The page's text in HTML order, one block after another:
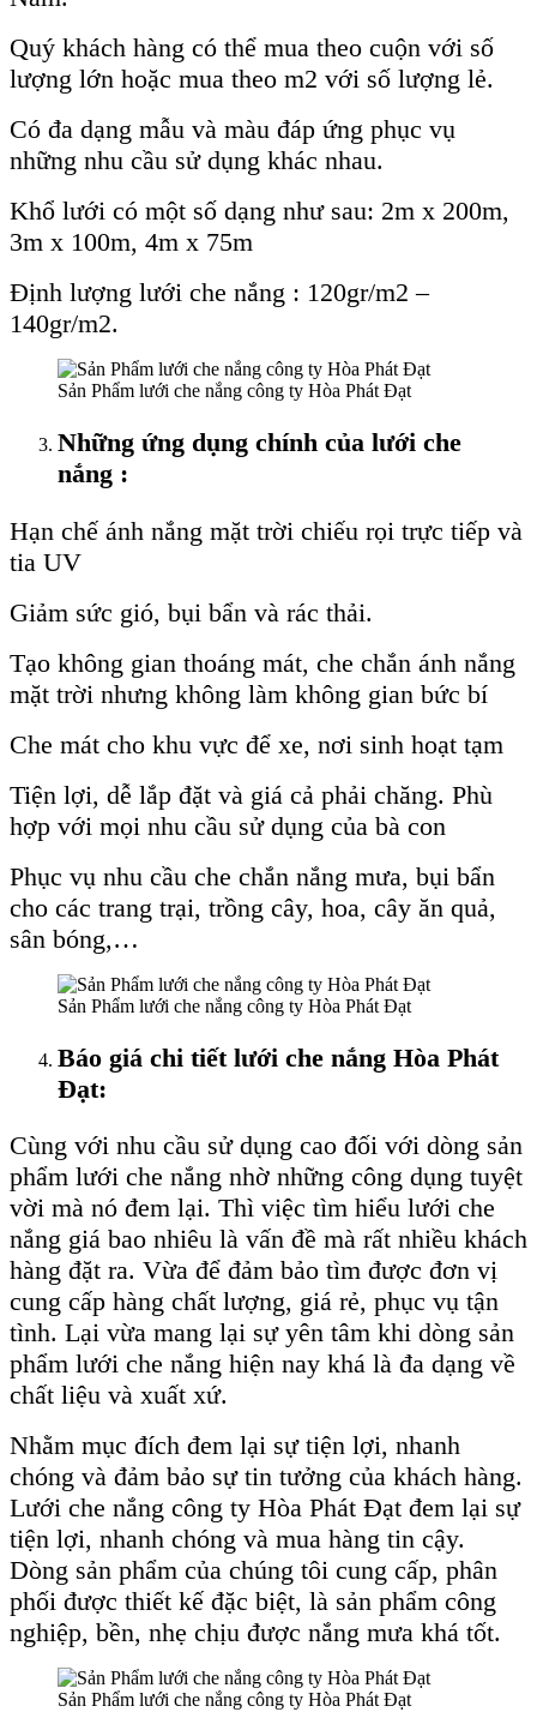
Quý khách hàng có thể mua theo cuộn với số
lượng lớn hoặc mua theo m2 với số lượng lẻ.
Có đa dạng mẫu và màu đáp ứng phục vụ
những nhu cầu sử dụng khác nhau.
Khổ lưới có một số dạng như sau: 2m x 200m,
3m x 100m, 4m x 75m
Định lượng lưới che nắng : 120gr/m2 –
140gr/m2.
Sản Phẩm lưới che nắng công ty Hòa Phát Đạt
Những ứng dụng chính của lưới che
nắng :
Hạn chế ánh nắng mặt trời chiếu rọi trực tiếp và
tia UV
Giảm sức gió, bụi bẩn và rác thải.
Tạo không gian thoáng mát, che chắn ánh nắng
mặt trời nhưng không làm không gian bức bí
Che mát cho khu vực để xe, nơi sinh hoạt tạm
Tiện lợi, dễ lắp đặt và giá cả phải chăng. Phù
hợp với mọi nhu cầu sử dụng của bà con
Phục vụ nhu cầu che chắn nắng mưa, bụi bẩn
cho các trang trại, trồng cây, hoa, cây ăn quả,
sân bóng,…
Sản Phẩm lưới che nắng công ty Hòa Phát Đạt
Báo giá chi tiết lưới che nắng Hòa Phát
Đạt:
Cùng với nhu cầu sử dụng cao đối với dòng sản
phẩm lưới che nắng nhờ những công dụng tuyệt
vời mà nó đem lại. Thì việc tìm hiểu lưới che
nắng giá bao nhiêu là vấn đề mà rất nhiều khách
hàng đặt ra. Vừa để đảm bảo tìm được đơn vị
cung cấp hàng chất lượng, giá rẻ, phục vụ tận
tình. Lại vừa mang lại sự yên tâm khi dòng sản
phẩm lưới che nắng hiện nay khá là đa dạng về
chất liệu và xuất xứ.
Nhằm mục đích đem lại sự tiện lợi, nhanh
chóng và đảm bảo sự tin tưởng của khách hàng.
Lưới che nắng công ty Hòa Phát Đạt đem lại sự
tiện lợi, nhanh chóng và mua hàng tin cậy.
Dòng sản phẩm của chúng tôi cung cấp, phân
phối được thiết kế đặc biệt, là sản phẩm công
nghiệp, bền, nhẹ chịu được nắng mưa khá tốt.
Sản Phẩm lưới che nắng công ty Hòa Phát Đạt